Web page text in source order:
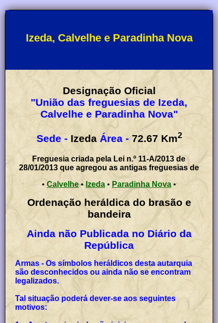
Izeda, Calvelhe e Paradinha Nova
Designação Oficial
"União das freguesias de Izeda,
Calvelhe e Paradinha Nova"
Sede - Izeda Área - 72.67 Km2
Freguesia criada pela Lei n.º 11-A/2013 de
28/01/2013 que agregou as antigas freguesias de
• Calvelhe•Izeda • Paradinha Nova •
Ordenação heráldica do brasão e
bandeira
Ainda não Publicada no Diário da
República
Armas - Os símbolos heráldicos desta autarquia
são desconhecidos ou ainda não se encontram
legalizados.
Tal situação poderá dever-se aos seguintes
motivos: